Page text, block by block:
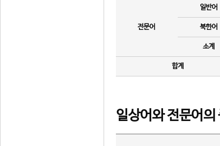
전문어
일반어
북한어
소계
합계
일상어와 전문어의